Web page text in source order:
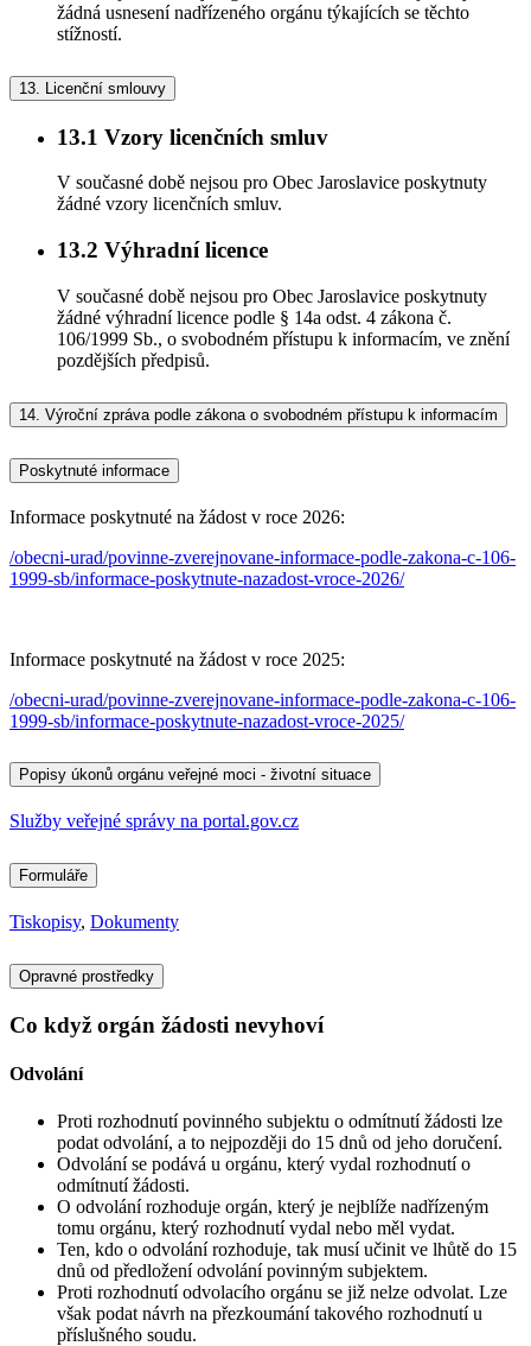
žádná usnesení nadřízeného orgánu týkajících se těchto
stížností.
13. Licenční smlouvy
13.1 Vzory licenčních smluv
V současné době nejsou pro Obec Jaroslavice poskytnuty
žádné vzory licenčních smluv.
13.2 Výhradní licence
V současné době nejsou pro Obec Jaroslavice poskytnuty
žádné výhradní licence podle § 14a odst. 4 zákona č.
106/1999 Sb., o svobodném přístupu k informacím, ve znění
pozdějších předpisů.
14. Výroční zpráva podle zákona o svobodném přístupu k informacím
Poskytnuté informace
Informace poskytnuté na žádost v roce 2026:
/obecni-urad/povinne-zverejnovane-informace-podle-zakona-c-106-
1999-sb/informace-poskytnute-nazadost-vroce-2026/
Informace poskytnuté na žádost v roce 2025:
/obecni-urad/povinne-zverejnovane-informace-podle-zakona-c-106-
1999-sb/informace-poskytnute-nazadost-vroce-2025/
Popisy úkonů orgánu veřejné moci - životní situace
Služby veřejné správy na portal.gov.cz
Formuláře
Tiskopisy, Dokumenty
Opravné prostředky
Co když orgán žádosti nevyhoví
Odvolání
Proti rozhodnutí povinného subjektu o odmítnutí žádosti lze
podat odvolání, a to nejpozději do 15 dnů od jeho doručení.
Odvolání se podává u orgánu, který vydal rozhodnutí o
odmítnutí žádosti.
O odvolání rozhoduje orgán, který je nejblíže nadřízeným
tomu orgánu, který rozhodnutí vydal nebo měl vydat.
Ten, kdo o odvolání rozhoduje, tak musí učinit ve lhůtě do 15
dnů od předložení odvolání povinným subjektem.
Proti rozhodnutí odvolacího orgánu se již nelze odvolat. Lze
však podat návrh na přezkoumání takového rozhodnutí u
příslušného soudu.